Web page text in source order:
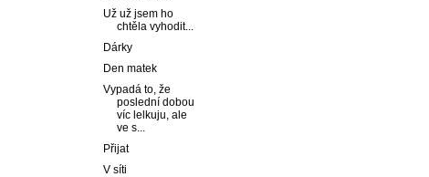
Už už jsem ho
chtěla vyhodit...
Dárky
Den matek
Vypadá to, že
poslední dobou
víc lelkuju, ale
ve s...
Přijat
V síti